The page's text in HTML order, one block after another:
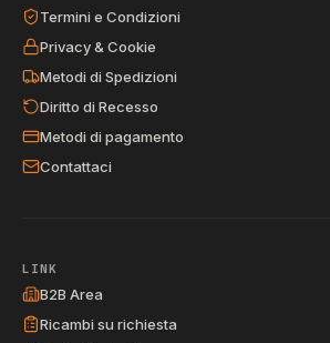
Termini e Condizioni
Privacy & Cookie
Metodi di Spedizioni
Diritto di Recesso
Metodi di pagamento
Contattaci
LINK
B2B Area
Ricambi su richiesta